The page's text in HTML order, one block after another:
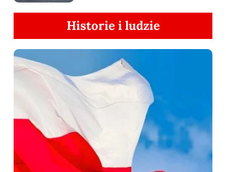
Historie i ludzie